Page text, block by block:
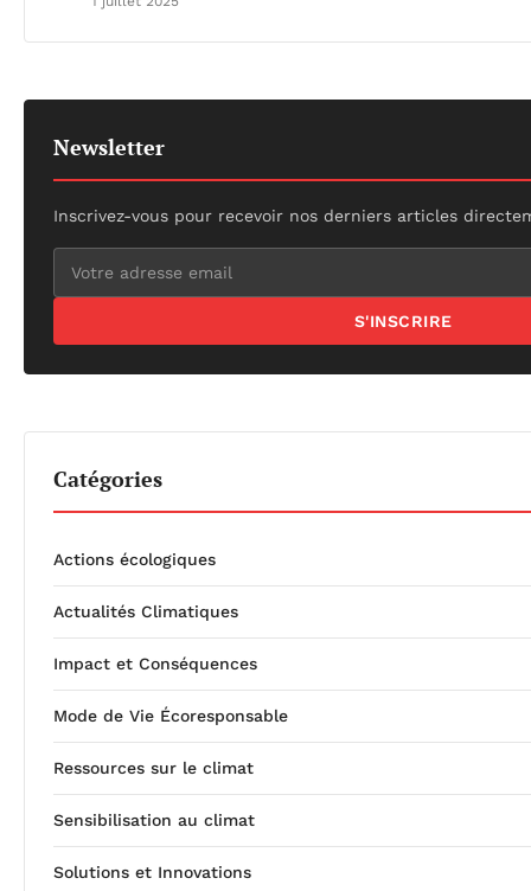
Newsletter
Inscrivez-vous pour recevoir nos derniers articles
S'INSCRIRE
Catégories
Actions écologiques
Actualités Climatiques
Impact et Conséquences
Mode de Vie Écoresponsable
Ressources sur le climat
Sensibilisation au climat
Solutions et Innovations